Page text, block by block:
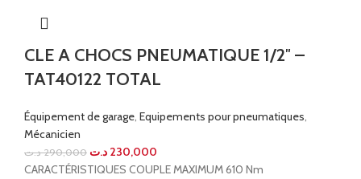
CLE A CHOCS PNEUMATIQUE 1/2″ –
TAT40122 TOTAL
Équipement de garage, Equipements pour pneumatiques,
Mécanicien
290,000 د.ت 230,000 د.ت
CARACTÉRISTIQUES COUPLE MAXIMUM 610 Nm